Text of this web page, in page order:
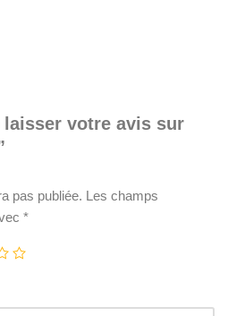
laisser votre avis sur
pas publiée. Les champs
*